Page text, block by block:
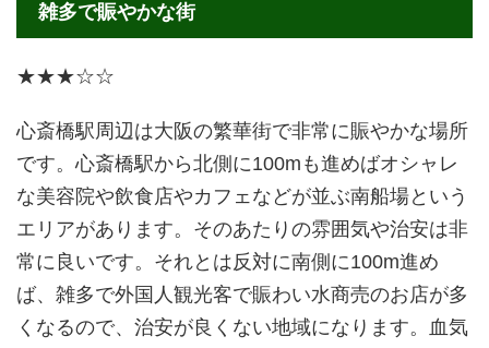
雑多で賑やかな街
★★★☆☆
心斎橋駅周辺は大阪の繁華街で非常に賑やかな場所
です。心斎橋駅から北側に100mも進めばオシャレ
な美容院や飲食店やカフェなどが並ぶ南船場という
エリアがあります。そのあたりの雰囲気や治安は非
常に良いです。それとは反対に南側に100m進め
ば、雑多で外国人観光客で賑わい水商売のお店が多
くなるので、治安が良くない地域になります。血気